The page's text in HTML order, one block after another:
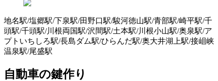
地名駅/塩郷駅/下泉駅/田野口駅/駿河徳山駅/青部駅/崎平駅/千
頭駅/千頭駅/川根両国駅/沢間駅/土本駅/川根小山駅/奥泉駅/ア
プトいちしろ駅/長島ダム駅/ひらんだ駅/奥大井湖上駅/接岨峡
温泉駅/尾盛駅
自動車の鍵作り